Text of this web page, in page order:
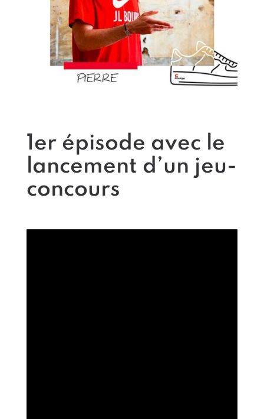
1er épisode avec le
lancement d’un jeu-
concours